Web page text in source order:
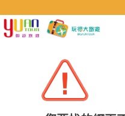
國內旅遊